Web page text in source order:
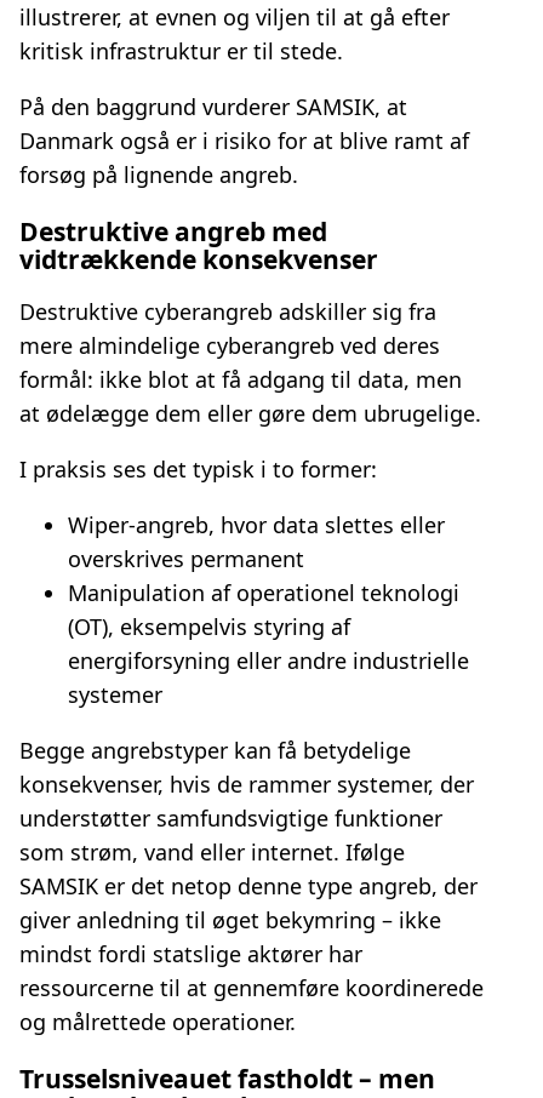
illustrerer, at evnen og viljen til at gå efter
kritisk infrastruktur er til stede.
På den baggrund vurderer SAMSIK, at
Danmark også er i risiko for at blive ramt af
forsøg på lignende angreb.
Destruktive angreb med
vidtrækkende konsekvenser
Destruktive cyberangreb adskiller sig fra
mere almindelige cyberangreb ved deres
formål: ikke blot at få adgang til data, men
at ødelægge dem eller gøre dem ubrugelige.
I praksis ses det typisk i to former:
Wiper-angreb, hvor data slettes eller
overskrives permanent
Manipulation af operationel teknologi
(OT), eksempelvis styring af
energiforsyning eller andre industrielle
systemer
Begge angrebstyper kan få betydelige
konsekvenser, hvis de rammer systemer, der
understøtter samfundsvigtige funktioner
som strøm, vand eller internet. Ifølge
SAMSIK er det netop denne type angreb, der
giver anledning til øget bekymring – ikke
mindst fordi statslige aktører har
ressourcerne til at gennemføre koordinerede
og målrettede operationer.
Trusselsniveauet fastholdt – men